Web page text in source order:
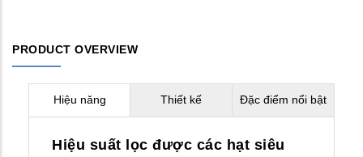
PRODUCT OVERVIEW
Hiệu năng Thiết kế Đặc điểm nổi bật
Hiệu suất lọc được các hạt siêu